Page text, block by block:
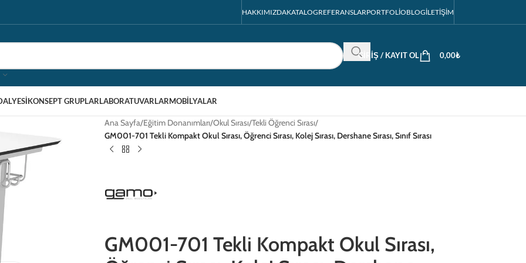
HAKKIMIZDAKATALOGREFERANSLARPORTFOLIOBLOGİLETIŞIM
GIRIŞ / KAYIT OL 0,00₺
KONSEPT GRUPLARLABORATUVARLARMOBILYALAR
Ana Sayfa/Eğitim Donanımları/Okul Sırası/Tekli Öğrenci Sırası/
GM001-701 Tekli Kompakt Okul Sırası, Öğrenci Sırası, Kolej Sırası, Dershane Sırası, Sınıf Sırası
GM001-701 Tekli Kompakt Okul Sırası,